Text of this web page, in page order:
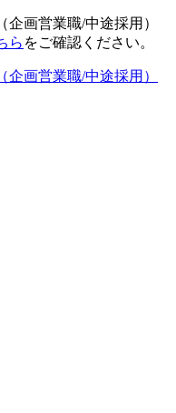
画営業職/中途採用）
ら をご確認ください。
企画営業職/中途採用）